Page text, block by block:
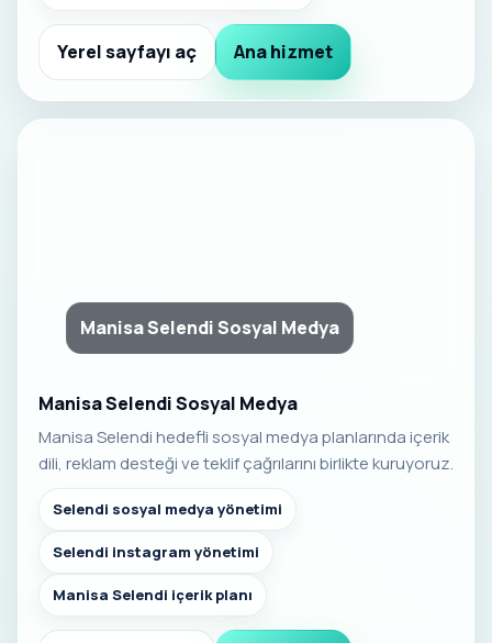
Yerel sayfayı aç Ana hizmet
Manisa Selendi Sosyal Medya
Manisa Selendi Sosyal Medya
Manisa Selendi hedefli sosyal medya planlarında içerik
dili, reklam desteği ve teklif çağrılarını birlikte kuruyoruz.
Selendi sosyal medya yönetimi
Selendi instagram yönetimi
Manisa Selendi içerik planı